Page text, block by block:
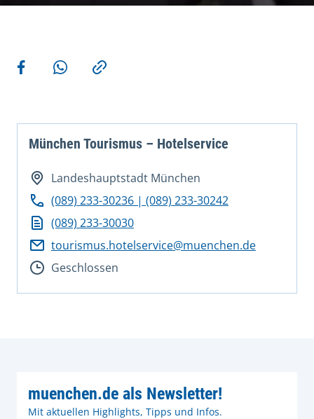
Weitere Aktionen
Teilen auf Facebook
Teilen via WhatsApp
Kopieren
München Tourismus – Hotelservice
Landeshauptstadt München
(089) 233-30236 | (089) 233-30242
(089) 233-30030
tourismus.hotelservice@muenchen.de
Geschlossen
muenchen.de als Newsletter!
Mit aktuellen Highlights, Tipps und Infos.